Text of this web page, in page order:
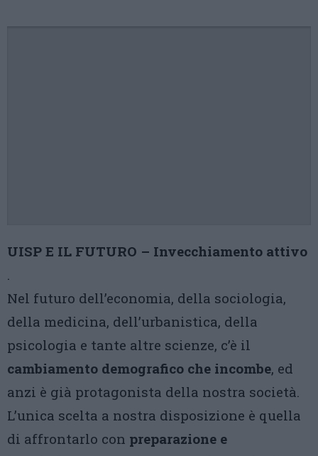
UISP E IL FUTURO – Invecchiamento attivo
.
Nel futuro dell’economia, della sociologia,
della medicina, dell’urbanistica, della
psicologia e tante altre scienze, c’è il
cambiamento demografico che incombe, ed
anzi è già protagonista della nostra società.
L’unica scelta a nostra disposizione è quella
di affrontarlo con preparazione e